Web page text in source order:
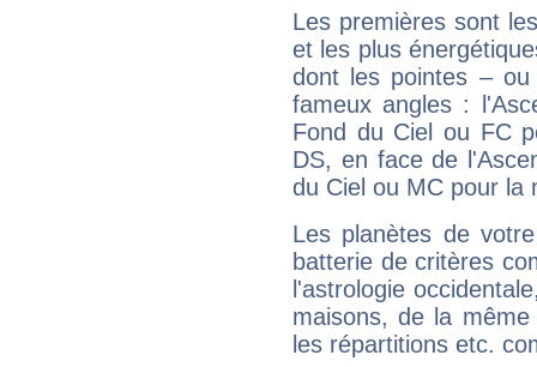
Les premières sont
et les plus
dont les pointes –
fameux angles :
Fond du Ciel ou FC
DS, en face de
du Ciel ou MC pour la
Les planètes de
batterie de critères
l'astrologie
maisons, de la
les répartitions etc.